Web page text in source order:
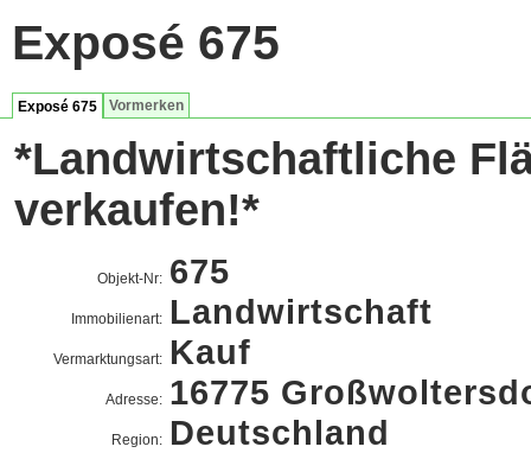
Exposé 675
Exposé 675 Vormerken
*Landwirtschaftliche
verkaufen!*
Objekt-Nr: 675
Immobilienart: Landwirtschaft
Vermarktungsart: Kauf
Adresse: 16775
Region: Deutschland